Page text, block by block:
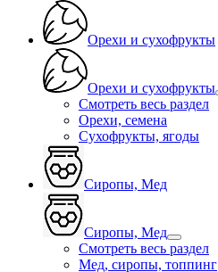
Орехи и сухофрукты
Орехи и сухофрукты
Смотреть весь раздел
Орехи, семена
Сухофрукты, ягоды
Сиропы, Мед
Сиропы, Мед
Смотреть весь раздел
Мед, сиропы, топпинг